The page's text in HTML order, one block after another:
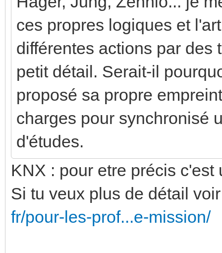
ces propres logiques et
différentes actions par des
petit détail. Serait-il
proposé sa propre
charges pour synchronisé
d'études.
KNX : pour etre précis c'est
Si tu veux plus de détail
fr/pour-les-prof...e-mission/